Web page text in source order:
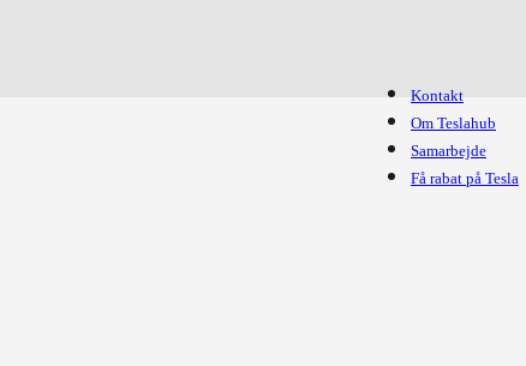
Kontakt
Om Teslahub
Samarbejde
Få rabat på Tesla